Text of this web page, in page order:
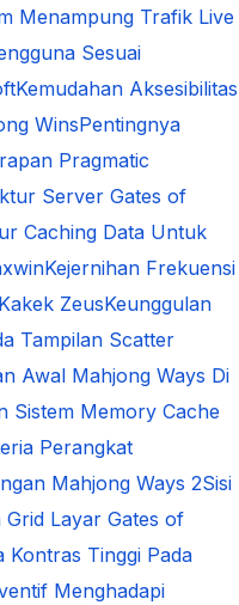
Menampung Trafik Live
Sesuai
Kemudahan Aksesibilitas
WinsPentingnya
Pragmatic
Server Gates of
Caching Data Untuk
Kejernihan Frekuensi
ZeusKeunggulan
Tampilan Scatter
Awal Mahjong Ways Di
Sistem Memory Cache
Perangkat
Mahjong Ways 2Sisi
Layar Gates of
Kontras Tinggi Pada
Menghadapi